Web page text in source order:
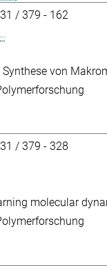
/ 379 - 162
von
/ 379 - 328
molecular